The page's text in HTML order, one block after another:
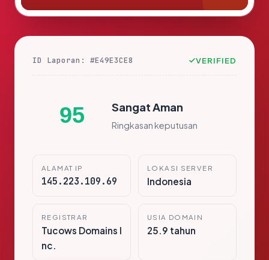
ID Laporan: #E49E3CE8 VERIFIED
95 Sangat Aman
Ringkasan keputusan
ALAMAT IP
145.223.109.69
LOKASI SERVER
Indonesia
REGISTRAR
Tucows Domains I
nc.
USIA DOMAIN
25.9 tahun